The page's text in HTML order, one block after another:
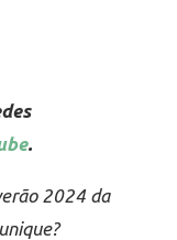
.
2024 da